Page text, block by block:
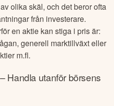
olika skäl, och det beror ofta
från investerare.
en aktie kan stiga i pris är:
generell marktillväxt eller
m.fl.
– Handla utanför börsens